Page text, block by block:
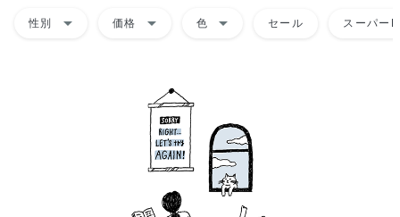
性別 arrow_drop_down 価格 arrow_drop_down 色 arrow_drop_down セール スーパー